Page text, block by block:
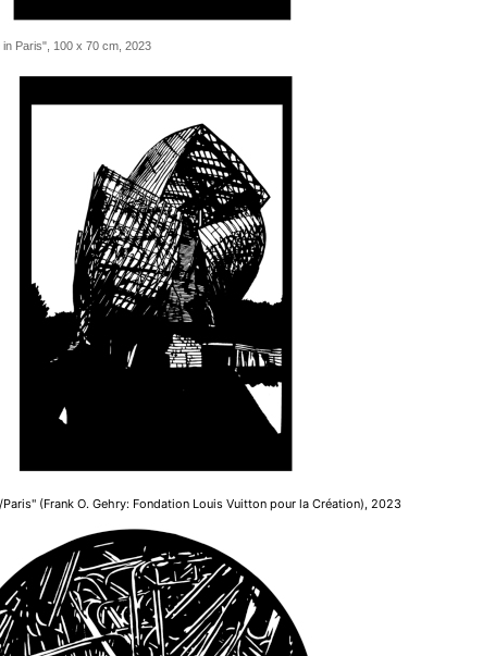
in Paris", 100 x 70 cm, 2023
(Frank O. Gehry: Fondation Louis Vuitton pour la Création), 2023